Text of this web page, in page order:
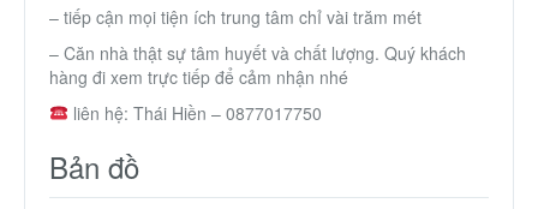
– tiếp cận mọi tiện ích trung tâm chỉ vài trăm mét
– Căn nhà thật sự tâm huyết và chất lượng. Quý khách
hàng đi xem trực tiếp để cảm nhận nhé
liên hệ: Thái Hiền – 0877017750
Bản đồ